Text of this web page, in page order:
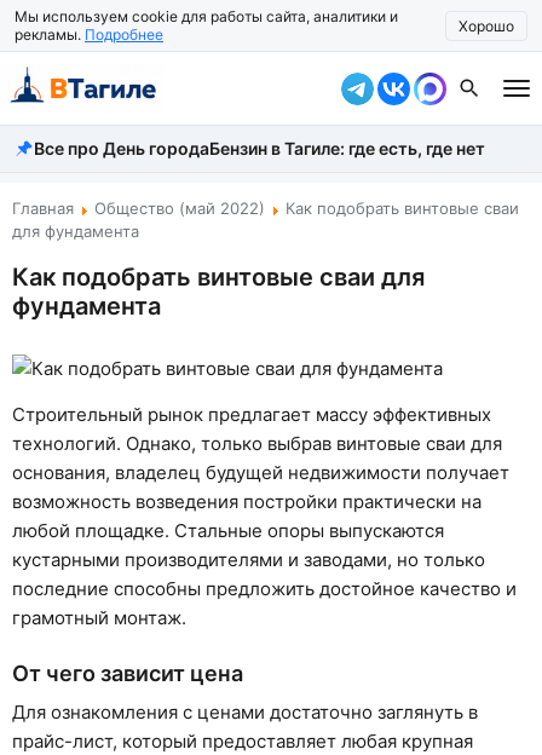
Мы используем cookie для работы сайта, аналитики и
рекламы. Подробнее Хорошо
Все новости
Происшествия
Власть
Жизнь
Общество
Рассказать новость
Все про День городаБензин в Тагиле: где есть, где нет
Главная Общество (май 2022)
Как подобрать винтовые сваи
для фундамента
Как подобрать винтовые сваи для
фундамента
Строительный рынок предлагает массу эффективных
технологий. Однако, только выбрав винтовые сваи для
основания, владелец будущей недвижимости получает
возможность возведения постройки практически на
любой площадке. Стальные опоры выпускаются
кустарными производителями и заводами, но только
последние способны предложить достойное качество и
грамотный монтаж.
От чего зависит цена
Для ознакомления с ценами достаточно заглянуть в
прайс-лист, который предоставляет любая крупная